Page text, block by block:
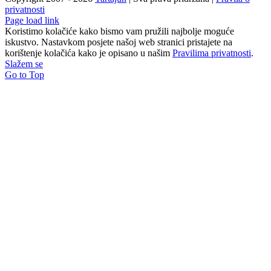
privatnosti
Page load link
Koristimo kolačiće kako bismo vam pružili najbolje moguće
iskustvo. Nastavkom posjete našoj web stranici pristajete na
korištenje kolačića kako je opisano u našim Pravilima privatnosti.
Slažem se
Go to Top